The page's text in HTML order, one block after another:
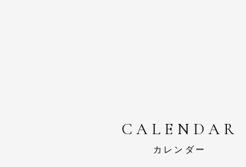
CALENDAR
カレンダー